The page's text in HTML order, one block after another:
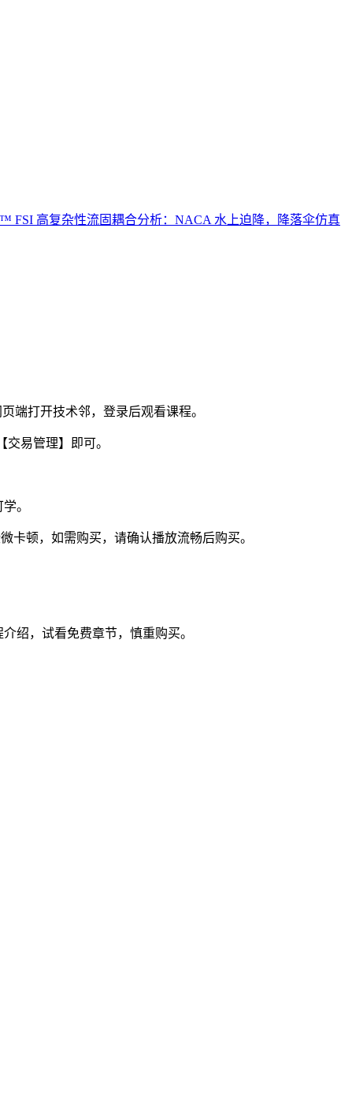
FSI 高复杂性流固耦合分析：NACA 水上迫降，降落伞仿真
端打开技术邻，登录后观看课程。
易管理】即可。
。
卡顿，如需购买，请确认播放流畅后购买。
绍，试看免费章节，慎重购买。